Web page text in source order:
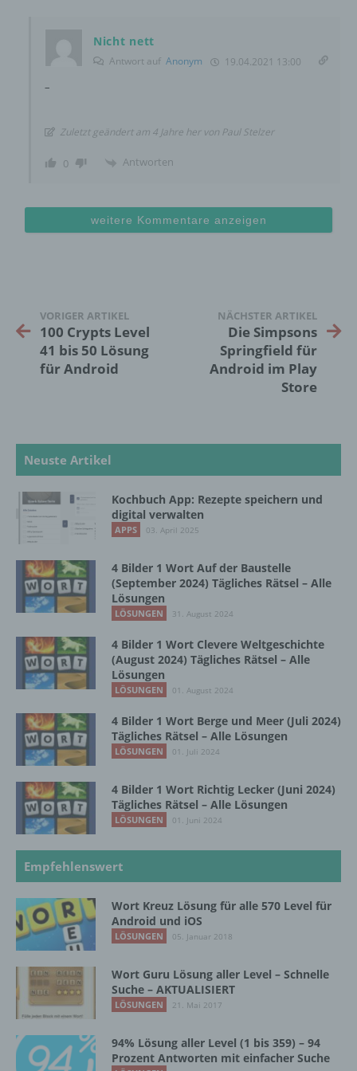
Nicht nett
Antwort auf Anonym 19.04.2021 13:00
–
Zuletzt geändert am 4 Jahre her von Paul Stelzer
0 Antworten
weitere Kommentare anzeigen
VORIGER ARTIKEL
100 Crypts Level
41 bis 50 Lösung
für Android
NÄCHSTER ARTIKEL
Die Simpsons
Springfield für
Android im Play
Store
Neuste Artikel
Kochbuch App: Rezepte speichern und
digital verwalten
APPS 03. April 2025
4 Bilder 1 Wort Auf der Baustelle
(September 2024) Tägliches Rätsel – Alle
Lösungen
LÖSUNGEN 31. August 2024
4 Bilder 1 Wort Clevere Weltgeschichte
(August 2024) Tägliches Rätsel – Alle
Lösungen
LÖSUNGEN 01. August 2024
4 Bilder 1 Wort Berge und Meer (Juli 2024)
Tägliches Rätsel – Alle Lösungen
LÖSUNGEN 01. Juli 2024
4 Bilder 1 Wort Richtig Lecker (Juni 2024)
Tägliches Rätsel – Alle Lösungen
LÖSUNGEN 01. Juni 2024
Empfehlenswert
Wort Kreuz Lösung für alle 570 Level für
Android und iOS
LÖSUNGEN 05. Januar 2018
Wort Guru Lösung aller Level – Schnelle
Suche – AKTUALISIERT
LÖSUNGEN 21. Mai 2017
94% Lösung aller Level (1 bis 359) – 94
Prozent Antworten mit einfacher Suche
jedoch nicht als Empfänger.
Dritter ist eine natürliche oder juristische
Person, Behörde, Einrichtung oder andere
Stelle außer der betroffenen Person, dem
unmittelbaren Verantwortung des
Verantwortlichen oder des
Auftragsverarbeiters befugt sind, die
Einwilligung ist jede von der betroffenen
Person freiwillig für den bestimmten Fall in
informierter Weise und unmissverständlich
abgegebene Willensbekundung in Form
sie mit der Verarbeitung der sie betreffenden
Name und Anschrift des für die Verarbeitung
Verantwortlicher im Sinne der Datenschutz-
Grundverordnung, sonstiger in den Mitgliedstaaten
Datenschutzgesetze und anderer Bestimmungen
mit datenschutzrechtlichem Charakter ist die:
InnoMobile GmbH
Schlehenweg 20
18069 Lambrechtshagen
DE
Die Internetseiten verwenden teilweise so
SessionStorage. Dies dient dazu, unser Angebot
nutzerfreundlicher, effektiver und sicherer zu
machen. Local Storage und SessionStorage ist
auf Ihrem Computer oder mobilen Gerät
abspeichert. Cookies sind Textdateien, welche
über einen Internetbrowser auf einem
Computersystem abgelegt und gespeichert
werden. Sie können die Verwendung von Cookies,
LocalStorage und SessionStorage durch
entsprechende Einstellung in Ihrem Browser